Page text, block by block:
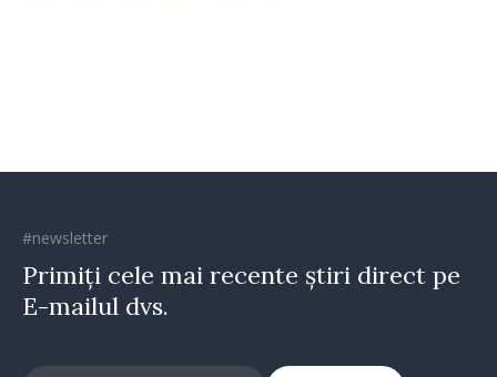
#newsletter
Primiți cele mai recente știri direct pe
E-mailul dvs.